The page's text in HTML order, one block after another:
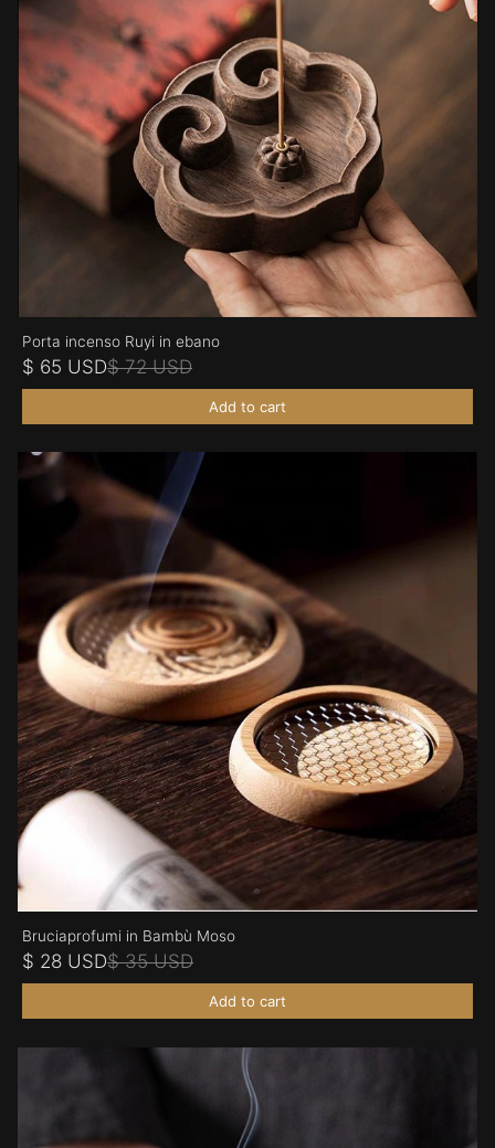
Porta incenso Ruyi in ebano
$ 65 USD$ 72 USD
Add to cart
Bruciaprofumi in Bambù Moso
$ 28 USD$ 35 USD
Add to cart